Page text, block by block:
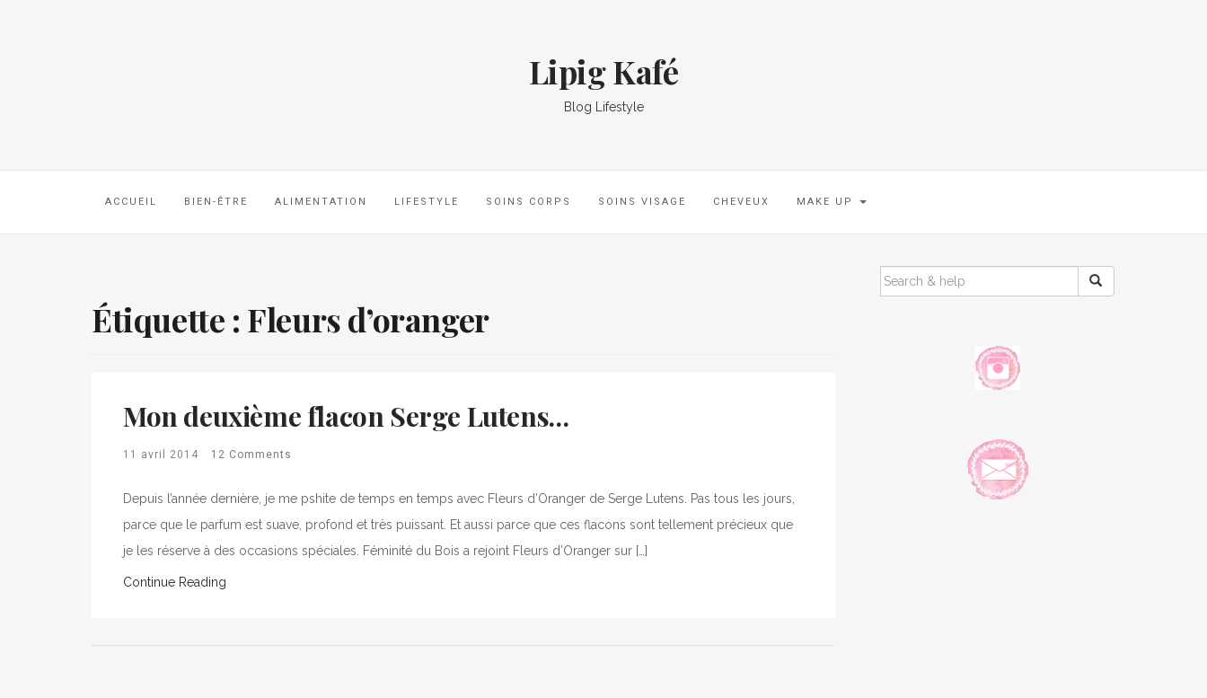
Lipig Kafé
Blog Lifestyle
ACCUEIL BIEN-ÊTRE ALIMENTATION LIFESTYLE SOINS CORPS SOINS VISAGE CHEVEUX MAKE UP
Étiquette : Fleurs d’oranger
Mon deuxième flacon Serge Lutens…
11 avril 2014 12 Comments
Depuis l’année dernière, je me pshite de temps en temps avec Fleurs d’Oranger de Serge Lutens. Pas tous les jours,
parce que le parfum est suave, profond et très puissant. Et aussi parce que ces flacons sont tellement précieux que
je les réserve à des occasions spéciales. Féminité du Bois a rejoint Fleurs d’Oranger sur […]
Continue Reading
SEARCH
FOR: